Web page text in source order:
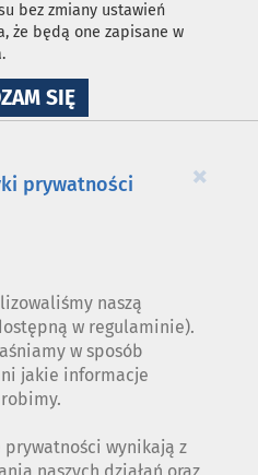
bez zmiany ustawień
że będą one zapisane w
SIĘNA
WYKORZYSTANIE
×
prywatności
naszą
w regulaminie).
w sposób
jakie informacje
prywatności wynikają z